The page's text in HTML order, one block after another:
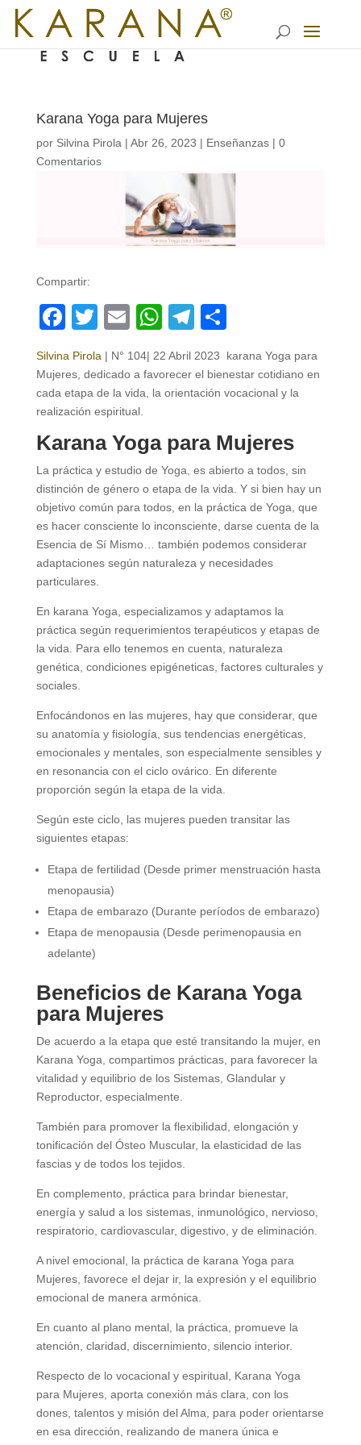
Karana Yoga para Mujeres
por Silvina Pirola | Abr 26, 2023 | Enseñanzas| 0
Comentarios
Compartir:
Facebook
Twitter
EmailWhatsApp
Telegram
Silvina Pirola| N° 104| 22 Abril 2023 karana Yoga para
Mujeres, dedicado a favorecer el bienestar cotidiano en
cada etapa de la vida, la orientación vocacional y la
realización espiritual.
Karana Yoga para Mujeres
La práctica y estudio de Yoga, es abierto a todos, sin
distinción de género o etapa de la vida. Y si bien hay un
objetivo común para todos, en la práctica de Yoga, que
es hacer consciente lo inconsciente, darse cuenta de la
Esencia de Sí Mismo… también podemos considerar
adaptaciones según naturaleza y necesidades
particulares.
En karana Yoga, especializamos y adaptamos la
práctica según requerimientos terapéuticos y etapas de
la vida. Para ello tenemos en cuenta, naturaleza
genética, condiciones epigéneticas, factores culturales y
sociales.
Enfocándonos en las mujeres, hay que considerar, que
su anatomía y fisiología, sus tendencias energéticas,
emocionales y mentales, son especialmente sensibles y
en resonancia con el ciclo ovárico. En diferente
proporción según la etapa de la vida.
Según este ciclo, las mujeres pueden transitar las
siguientes etapas:
Etapa de fertilidad (Desde primer menstruación hasta
menopausia)
Etapa de embarazo (Durante períodos de embarazo)
Etapa de menopausia (Desde perimenopausia en
adelante)
Beneficios de Karana Yoga
para Mujeres
De acuerdo a la etapa que esté transitando la mujer, en
Karana Yoga, compartimos prácticas, para favorecer la
vitalidad y equilibrio de los Sistemas, Glandular y
Reproductor, especialmente.
También para promover la flexibilidad, elongación y
tonificación del Ósteo Muscular, la elasticidad de las
fascias y de todos los tejidos.
En complemento, práctica para brindar bienestar,
energía y salud a los sistemas, inmunológico, nervioso,
respiratorio, cardiovascular, digestivo, y de eliminación.
A nivel emocional, la práctica de karana Yoga para
Mujeres, favorece el dejar ir, la expresión y el equilibrio
emocional de manera armónica.
En cuanto al plano mental, la práctica, promueve la
atención, claridad, discernimiento, silencio interior.
Respecto de lo vocacional y espiritual, Karana Yoga
para Mujeres, aporta conexión más clara, con los
dones, talentos y misión del Alma, para poder orientarse
en esa dirección, realizando de manera única e